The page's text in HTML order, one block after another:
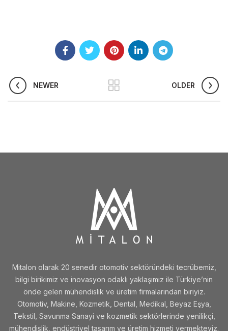
NEWER OLDER
Mitalon olarak 20 senedir otomotiv sektöründeki tecrübemiz,
bilgi birikimiz ve inovasyon odaklı yaklaşımız ile Türkiye’nin
önde gelen mühendislik ve üretim firmalarından biriyiz.
Otomotiv, Makine, Kozmetik, Dental, Medikal, Beyaz Eşya,
Tekstil, Savunma Sanayi ve kozmetik sektörlerinde yenilikçi,
mühendislik, endüstriyel tasarım ve üretim hizmeti vermekteyiz.